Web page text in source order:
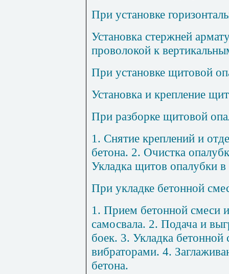
При установке горизонтал
Установка стержней
проволокой к верти
При установке щитовой
Установка и крепление
При разборке щитовой опа
1. Снятие креплений и
бетона. 2. Очистка
Укладка щитов опалубки
При укладке бетонной
1. Прием бетонной смеси
самосвала. 2. Подача и
боек. 3. Укладка бетонной
вибраторами. 4.
бетона.